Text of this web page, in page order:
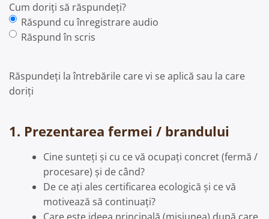
Cum doriți să răspundeți?
Răspund cu înregistrare audio
Răspund în scris
Răspundeți la întrebările care vi se aplică sau la care
doriți
1. Prezentarea fermei / brandului
Cine sunteți și cu ce vă ocupați concret (fermă /
procesare) și de când?
De ce ați ales certificarea ecologică și ce vă
motivează să continuați?
Care este ideea principală (misiunea) după care